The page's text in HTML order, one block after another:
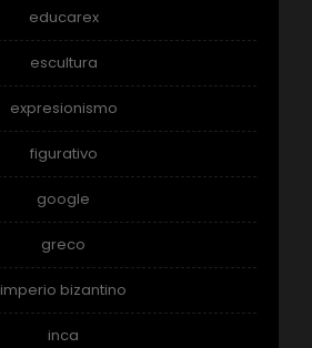
educarex
escultura
expresionismo
figurativo
google
greco
imperio bizantino
inca